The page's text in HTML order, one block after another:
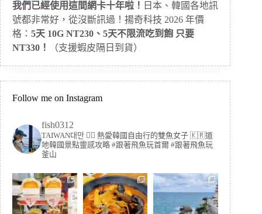
我們已經使用這間網卡十年啦！ 日本、韓國各地訊
號都非常好，從沒斷訊過！揚奇科技 2026 年價
格： 5天 10G NT230、5天不限流吃到飽 只要
NT330！
（支援蝦皮隔日到貨）
Follow me on Instagram
fish0312
TAIWAN대만 🏳️‍🌈 熱愛韓國自由行的雙魚女子 🇰🇷道
地韓國景點靈感攻略 #跟著飛魚玩首爾 #跟著飛魚玩
釜山